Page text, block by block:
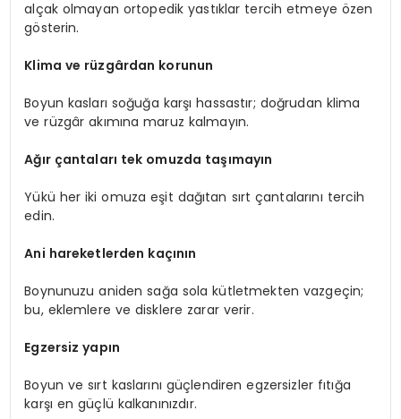
alçak olmayan ortopedik yastıklar tercih etmeye özen
gösterin.
Klima ve rüzgârdan korunun
Boyun kasları soğuğa karşı hassastır; doğrudan klima
ve rüzgâr akımına maruz kalmayın.
Ağır çantaları tek omuzda taşımayın
Yükü her iki omuza eşit dağıtan sırt çantalarını tercih
edin.
Ani hareketlerden kaçının
Boynunuzu aniden sağa sola kütletmekten vazgeçin;
bu, eklemlere ve disklere zarar verir.
Egzersiz yapın
Boyun ve sırt kaslarını güçlendiren egzersizler fıtığa
karşı en güçlü kalkanınızdır.